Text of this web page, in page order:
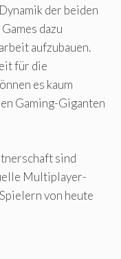
der beiden
dazu
aufzubauen.
für die
es kaum
Gaming-Giganten
sind
Multiplayer-
von heute